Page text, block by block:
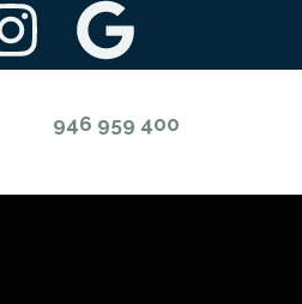
946 959 400